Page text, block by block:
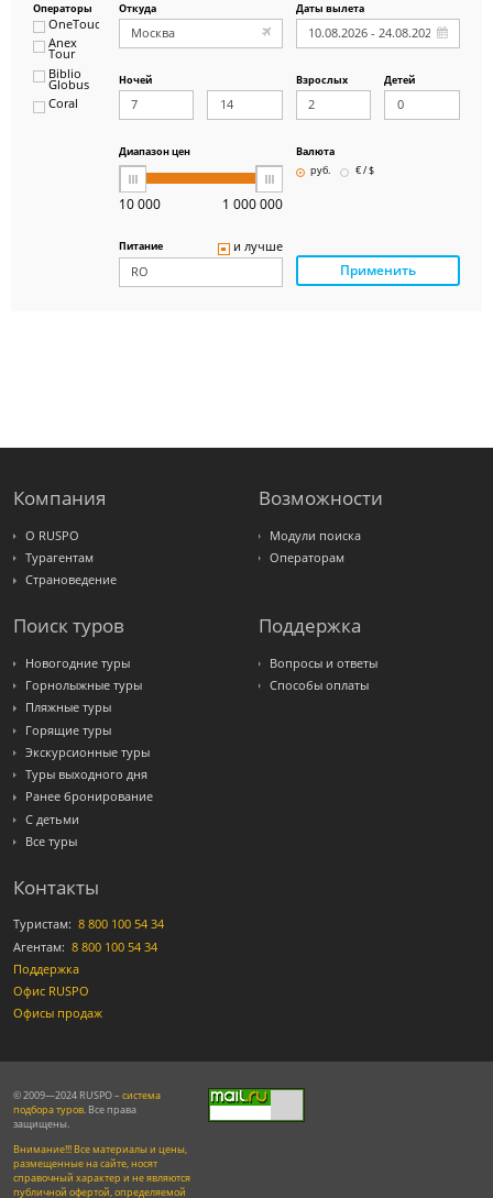
Операторы
OneTouch&Travel
Anex
Tour
Biblio
Globus
Coral
Интурист
Откуда Даты вылета
Ночей Взрослых Детей
Диапазон цен
10 000 1 000 000
Валюта
руб.
€ / $
Питание и лучше
Применить
Компания
О RUSPO
Турагентам
Страноведение
Возможности
Модули поиска
Операторам
Поиск туров
Новогодние туры
Горнолыжные туры
Пляжные туры
Горящие туры
Экскурсионные туры
Туры выходного дня
Ранее бронирование
С детьми
Все туры
Поддержка
Вопросы и ответы
Способы оплаты
Контакты
Туристам: 8 800 100 54 34
Агентам: 8 800 100 54 34
Поддержка
Офис RUSPO
Офисы продаж
© 2009—2024 RUSPO – система
подбора туров. Все права
защищены.
Внимание!!! Все материалы и цены,
размещенные на сайте, носят
справочный характер и не являются
публичной офертой, определяемой